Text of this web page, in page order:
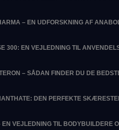
– EN UDFORSKNING AF
300: EN VEJLEDNING TIL
– SÅDAN FINDER DU DE
DEN PERFEKTE
VEJLEDNING TIL BODYBUILDERE